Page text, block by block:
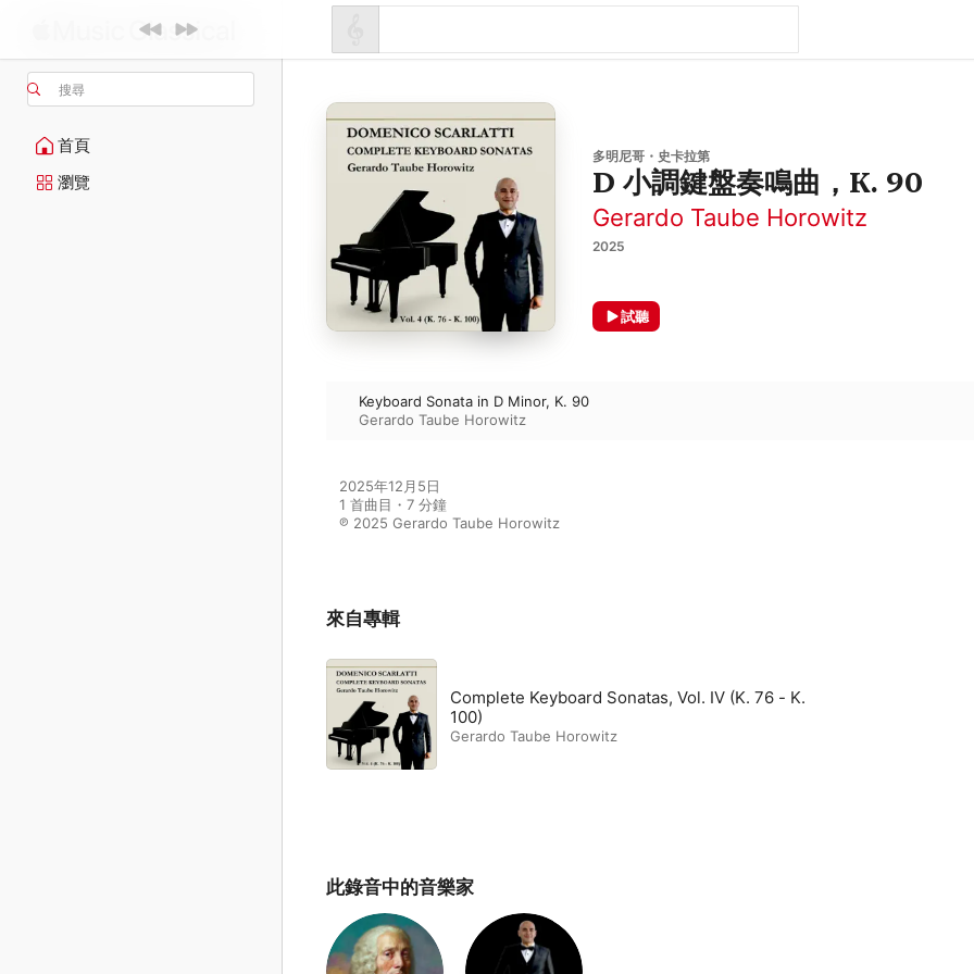
搜尋
首頁
瀏覽
多明尼哥・史卡拉第
D 小調鍵盤奏鳴曲，K. 90
Gerardo Taube Horowitz
2025
試聽
Keyboard Sonata in D Minor, K. 90
Gerardo Taube Horowitz
2025年12月5日
1 首曲目・7 分鐘
℗ 2025 Gerardo Taube Horowitz
來自專輯
Complete Keyboard Sonatas, Vol. IV (K. 76 - K.
100)
Gerardo Taube Horowitz
此錄音中的音樂家